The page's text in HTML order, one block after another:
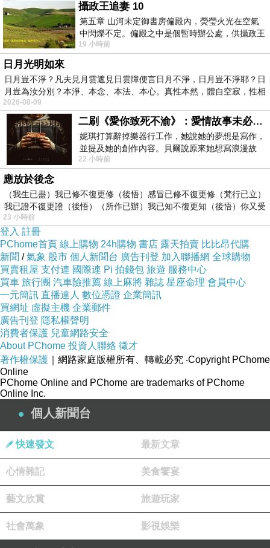
此刻的痛與呼吸
結合得天衣無縫
你對我人格的貶低和傷害
更甚口語
這一生
我沒有比現在更感痛心
更對你感到絕望
..............................
那些年輕時彼此的約定
已被撕裂成斑斑碎片
那些一直以來留在心底的甜蜜
也正黯然出走
你的心已不在我這了
再想都是折磨
................................
那些曾聽我說幸福的人
等到了神話破滅的結局
面對作為幫凶的你
攝政王追妻 10
第五章 山河未定御書房偏殿內，熒瑩火光在空氣
中閃爍不定。偏殿之中是個暫時辦公處，供攝政王
於皇宮內廷裡處理公務已然很多年。房內
19 小時前
日月光明如來
日月豈不淨？凡夫見月雲遮見日雲障便言日月不淨，日月豈不淨耶？日
月豈為汝分別？本淨、本念、本法、本心。真性本然，體自空寂，性相
2026-08-09
二刷《愛你致死不渝》：愛情故事未必是浪漫故事
妮琪打算辭掉樂器行工作，她說她的夢想是寫作，
並提及她的創作內容。貝爾說原來她想寫浪漫故
事，妮琪回應：「不是浪漫故事，是愛情
22 小時前
應放於後念
（我生已盡）我已修不復更修（後悟）感冒已修不復更修（梵行已立）
我已證不復更證（後悟）（所作已辦）我已知不復更知（後悟）你又受
23 小時前
登入 註冊
PChome首頁 線上購物 24h購物 書店 露天拍賣 比比昂代購
新聞 /氣象 股市 個人新聞台 廣告刊登 加入聯播網 全球購物
買賣租屋 支付連 國際連 Pi 拍錢包 旅遊 服務中心
買車 旅行團 汽車險推薦 線上麻將 雜誌 星座命理 會員中心
一元簡訊 直播達人 數位憑證 企業簡訊
買網址 虛擬主機 企業郵件
廣告刊登 隱私權聲明
消費者保護 兒童網路安全
About PChome 投資人聯絡 徵才
著作權保護 ｜網路家庭版權所有、轉載必究 ‧Copyright PChome
Online
PChome Online and PChome are trademarks of PChome
Online Inc.
個人新聞台
快速發文 最新文章
心情雜記 美食饗宴
藝文欣賞 旅遊玩家
社會萬象 影視娛樂